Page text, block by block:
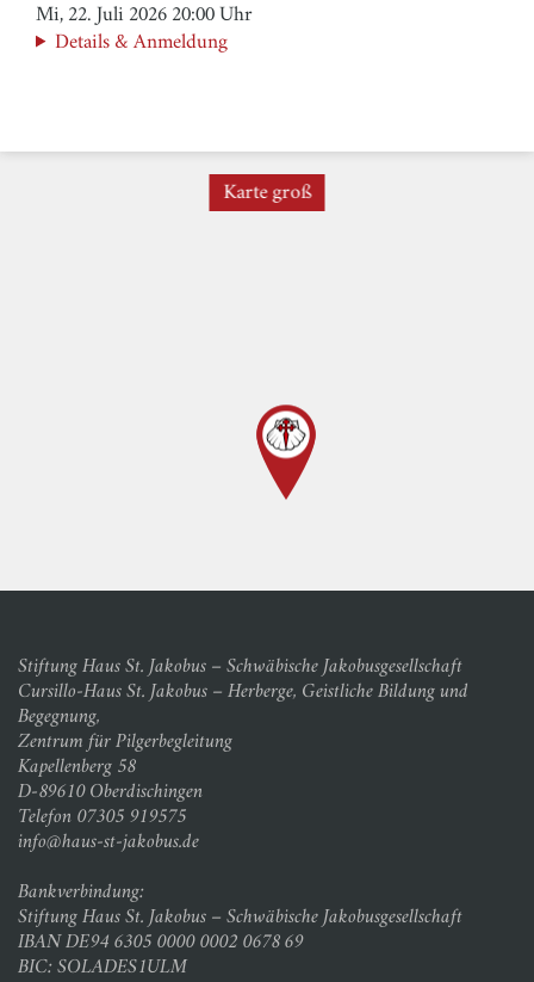
Mi, 22. Juli 2026 20:00 Uhr
Details & Anmeldung
Karte groß
Stiftung Haus St. Jakobus – Schwäbische Jakobusgesellschaft
Cursillo-Haus St. Jakobus – Herberge, Geistliche Bildung und
Begegnung,
Zentrum für Pilgerbegleitung
Kapellenberg 58
D-89610 Oberdischingen
Telefon 07305 919575
info@haus-st-jakobus.de
Bankverbindung:
Stiftung Haus St. Jakobus – Schwäbische Jakobusgesellschaft
IBAN DE94 6305 0000 0002 0678 69
BIC: SOLADES1ULM